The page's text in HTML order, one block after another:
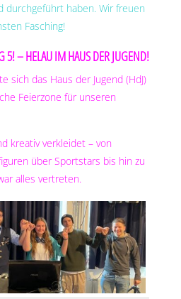
durchgeführt haben. Wir freuen
Fasching!
5! – HELAU IM HAUS DER JUGEND!
sich das Haus der Jugend (HdJ)
Feierzone für unseren
kreativ verkleidet – von
über Sportstars bis hin zu
alles vertreten.